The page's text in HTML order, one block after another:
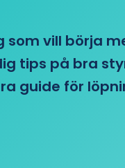
vill börja
tips på bra
guide för